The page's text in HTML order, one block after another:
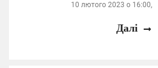
10 лютого 2023 о 16:00,
Далі